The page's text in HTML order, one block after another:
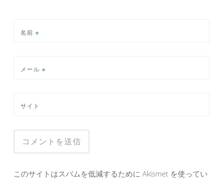
名前 ※
メール ※
サイト
このサイトはスパムを低減するために Akismet を使ってい